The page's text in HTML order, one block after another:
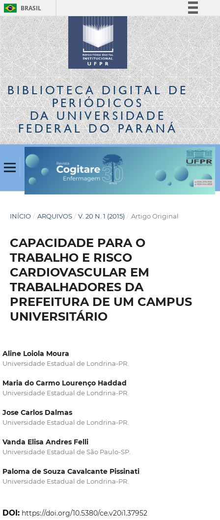
BRASIL
Simplifique!
Comunica BR
Participe
Acesso à informação
Legislação
Canais
BIBLIOTECA DIGITALDE
PERIÓDICOS
DA UNIVERSIDADE
FEDERAL DO PARANÁ
INÍCIO / ARQUIVOS / V. 20 N. 1 (2015) / Artigo Original
CAPACIDADE PARA O
TRABALHO E RISCO
CARDIOVASCULAR EM
TRABALHADORES DA
PREFEITURA DE UM CAMPUS
UNIVERSITÁRIO
Aline Loiola Moura
Universidade Estadual de Londrina-PR.
Maria do Carmo Lourenço Haddad
Universidade Estadual de Londrina-PR.
Jose Carlos Dalmas
Universidade Estadual de Londrina-PR.
Vanda Elisa Andres Felli
Universidade Estadual de São Paulo-SP.
Paloma de Souza Cavalcante Pissinati
Universidade Estadual de Londrina-PR.
DOI: https://doi.org/10.5380/ce.v20i1.37952